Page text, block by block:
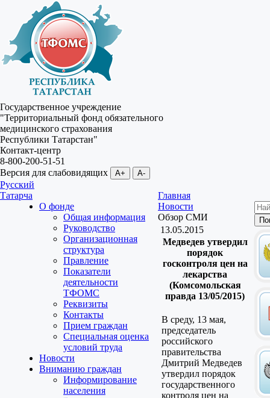
Государственное учреждение
"Территориальный фонд обязательного
медицинского страхования
Республики Татарстан"
Контакт-центр
8-800-200-51-51
Версия для слабовидящих
A+ A-
Русский
Татарча
О фонде
Общая информация
Руководство
Организационная
структура
Правление
Показатели
деятельности
ТФОМС
Реквизиты
Контакты
Прием граждан
Специальная оценка
условий труда
Новости
Вниманию граждан
Информирование
населения
Главная
Новости
Обзор СМИ
13.05.2015
Медведев утвердил
порядок
госконтроля цен на
лекарства
(Комсомольская
правда 13/05/2015)
В среду, 13 мая,
председатель
российского
правительства
Дмитрий Медведев
утвердил порядок
государственного
контроля цен на